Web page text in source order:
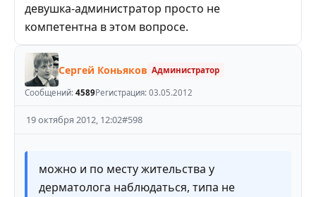
девушка-администратор просто не
компетентна в этом вопросе.
Сергей Коньяков Администратор
Сообщений: 4589Регистрация: 03.05.2012
19 октября 2012, 12:02#598
можно и по месту жительства у
дерматолога наблюдаться, типа не